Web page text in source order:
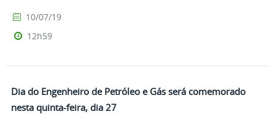
10/07/19
12h59
Dia do Engenheiro de Petróleo e Gás será comemorado
nesta quinta-feira, dia 27